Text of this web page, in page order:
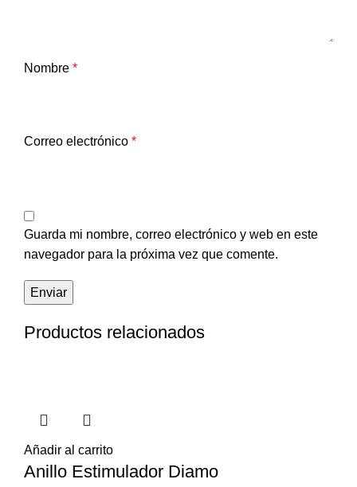
Nombre *
Correo electrónico *
Guarda mi nombre, correo electrónico y web en este
navegador para la próxima vez que comente.
Productos relacionados
Añadir al carrito
Anillo Estimulador Diamo